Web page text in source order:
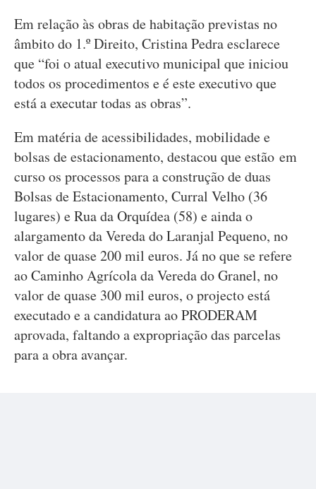
Em relação às obras de habitação previstas no
âmbito do 1.º Direito, Cristina Pedra esclarece
que “foi o atual executivo municipal que iniciou
todos os procedimentos e é este executivo que
está a executar todas as obras”.
Em matéria de acessibilidades, mobilidade e
bolsas de estacionamento, destacou que estão em
curso os processos para a construção de duas
Bolsas de Estacionamento, Curral Velho (36
lugares) e Rua da Orquídea (58) e ainda o
alargamento da Vereda do Laranjal Pequeno, no
valor de quase 200 mil euros. Já no que se refere
ao Caminho Agrícola da Vereda do Granel, no
valor de quase 300 mil euros, o projecto está
executado e a candidatura ao PRODERAM
aprovada, faltando a expropriação das parcelas
para a obra avançar.